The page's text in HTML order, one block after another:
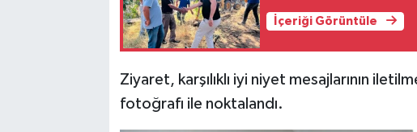
İçeriği Görüntüle
Ziyaret, karşılıklı iyi niyet mesajlarının
fotoğrafı ile noktalandı.